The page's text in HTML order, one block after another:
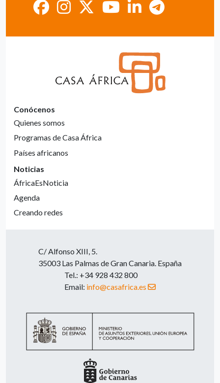
Conócenos
Quienes somos
Programas de Casa África
Países africanos
Noticias
ÁfricaEsNoticia
Agenda
Creando redes
C/ Alfonso XIII, 5.
35003 Las Palmas de Gran Canaria. España
Tel.: +34 928 432 800
Email: info@casafrica.es